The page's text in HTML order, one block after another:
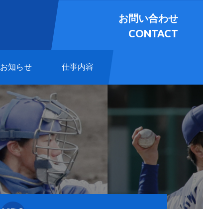
お問い合わせ
CONTACT
お知らせ 仕事内容